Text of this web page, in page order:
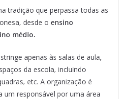
tradição que perpassa todas as
desde o ensino
médio.
apenas às salas de aula,
da escola, incluindo
etc. A organização é
um responsável por uma área